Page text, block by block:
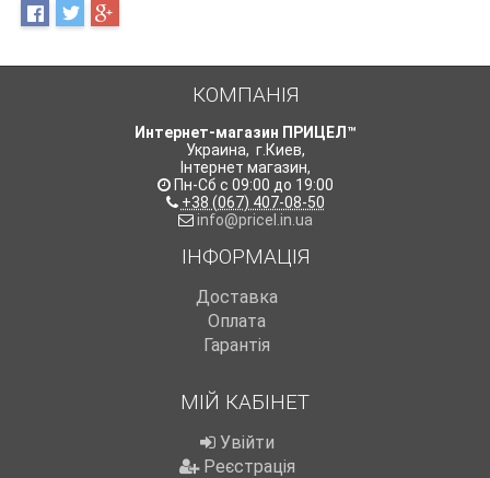
КОМПАНІЯ
Интернет-магазин ПРИЦЕЛ™
Украина, г.Киев,
Інтернет магазин,
Пн-Сб с 09:00 до 19:00
+38 (067) 407-08-50
info@pricel.in.ua
ІНФОРМАЦІЯ
Доставка
Оплата
Гарантія
МІЙ КАБІНЕТ
Увійти
Реєстрація